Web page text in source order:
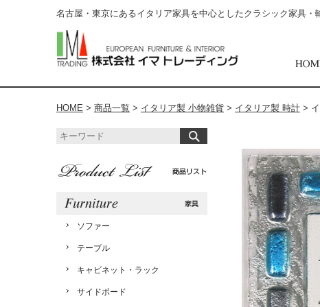
名古屋・東京にあるイタリア家具を中心としたクラシック家具
HOME > 商品一覧 > イタリア製 小物雑貨 > イタリア製 時計 >
ソファー
テーブル
キャビネット・ラック
サイドボード